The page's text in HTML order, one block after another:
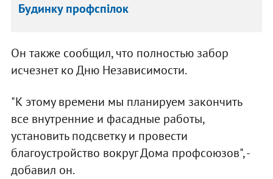
Будинку профспілок
Он также сообщил, что полностью забор
исчезнет ко Дню Независимости.
"К этому времени мы планируем закончить
все внутренние и фасадные работы,
установить подсветку и провести
благоустройство вокруг Дома профсоюзов", -
добавил он.